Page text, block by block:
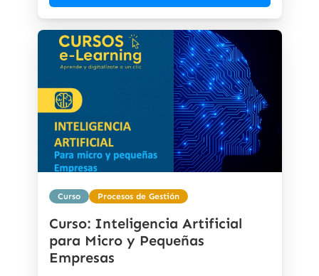
Curso Procesos de Gestión
Curso: Inteligencia Artificial
para Micro y Pequeñas
Empresas